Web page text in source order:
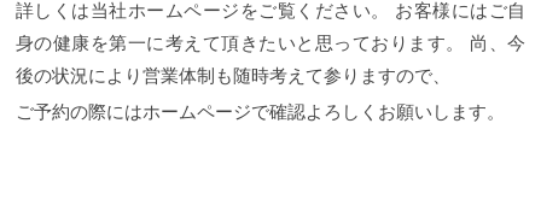
詳しくは当社ホームページをご覧ください。
お客様にはご自
身の健康を第一に考えて頂きたいと思っております。
尚、今
後の状況により営業体制も随時考えて参りますので、
ご予約の際にはホームページで確認よろしくお願いします。